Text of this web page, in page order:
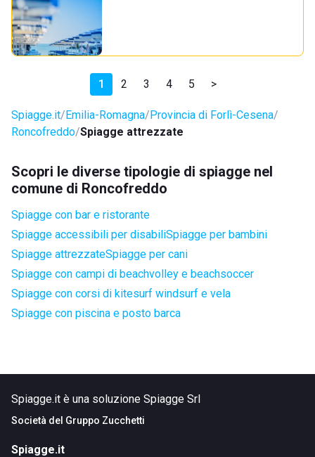
1 2 3 4 5 >
Spiagge.it Emilia-Romagna Provincia di Forlì-Cesena
Roncofreddo Spiagge attrezzate
Scopri le diverse tipologie di spiagge nel
comune di Roncofreddo
Spiagge con bar e ristorante
Spiagge accessibili per disabiliSpiagge per bambini
Spiagge attrezzateSpiagge per cani
Spiagge con campi di beachvolley e beachsoccer
Spiagge con corsi di kitesurf windsurf e vela
Spiagge con piscina e posto barca
Spiagge.it è una soluzione Spiagge Srl
Società del Gruppo Zucchetti
Spiagge.it